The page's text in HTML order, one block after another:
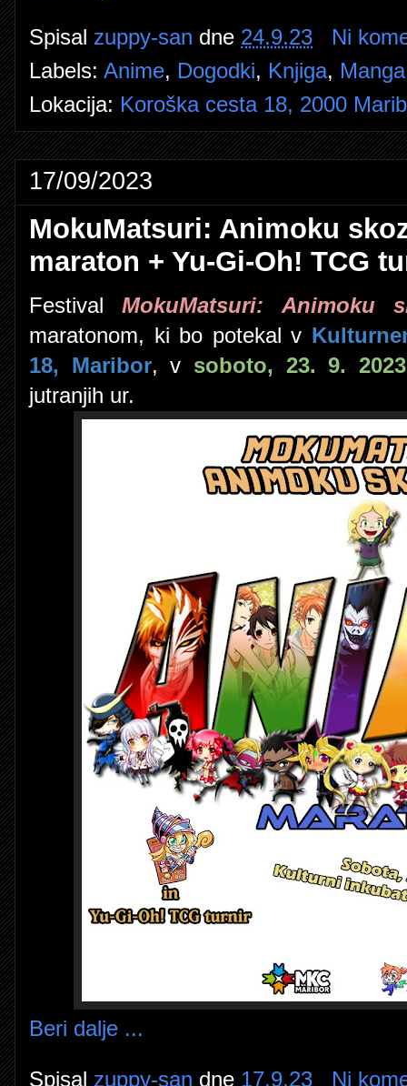
Spisal zuppy-san dne 24.9.23
Ni
Labels: Anime, Dogodki, Knjiga, Manga
Lokacija: Koroška cesta 18, 2000
17/09/2023
MokuMatsuri: Animoku
maraton + Yu-Gi-Oh! TCG
FestivalMokuMatsuri: Animoku
maratonom, ki bo potekal v
18, Maribor, v soboto, 23. 9.
jutranjih ur.
Beri dalje ...
Spisal zuppy-san dne 17.9.23 Ni